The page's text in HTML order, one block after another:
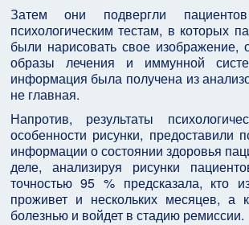
Затем они подвергли
психологическим тестам, в которых
были нарисовать свое изображение,
образы лечения и иммунной
информация была получена из
не главная.
Напротив, результаты
особенности рисунки, предоставили
информации о состоянии здоровья
деле, анализируя рисунки
точностью 95 % предсказала, кто
проживет и нескольких месяцев, а
болезнью и войдет в стадию ремиссии.